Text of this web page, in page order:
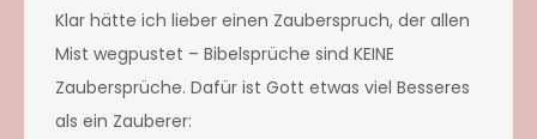
Klar hätte ich lieber einen Zauberspruch, der allen
Mist wegpustet – Bibelsprüche sind KEINE
Zaubersprüche. Dafür ist Gott etwas viel Besseres
als ein Zauberer: